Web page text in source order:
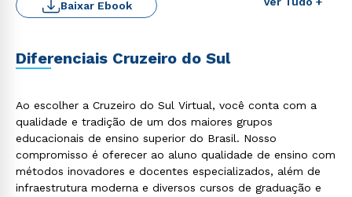
Baixar Ebook
Diferenciais Cruzeiro do Sul
Ao escolher a Cruzeiro do Sul Virtual, você conta com a
qualidade e tradição de um dos maiores grupos
educacionais de ensino superior do Brasil. Nosso
compromisso é oferecer ao aluno qualidade de ensino com
métodos inovadores e docentes especializados, além de
infraestrutura moderna e diversos cursos de graduação e
Rápido e fácil
WhatsApp
ou